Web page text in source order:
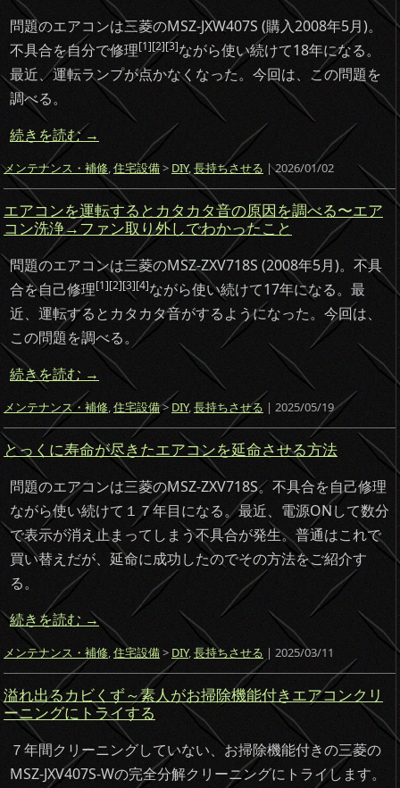
問題のエアコンは三菱のMSZ-JXW407S (購入2008年5月)。
不具合を自分で修理[1][2][3]ながら使い続けて18年になる。
最近、運転ランプが点かなくなった。今回は、この問題を
調べる。
続きを読む→
メンテナンス・補修,住宅設備> DIY,長持ちさせる | 2026/01/02
エアコンを運転するとカタカタ音の原因を調べる〜エア
コン洗浄→ファン取り外しでわかったこと
問題のエアコンは三菱のMSZ-ZXV718S (2008年5月)。不具
合を自己修理[1][2][3][4]ながら使い続けて17年になる。最
近、運転するとカタカタ音がするようになった。今回は、
この問題を調べる。
続きを読む →
メンテナンス・補修,住宅設備>DIY,長持ちさせる | 2025/05/19
とっくに寿命が尽きたエアコンを延命させる方法
問題のエアコンは三菱のMSZ-ZXV718S。不具合を自己修理
ながら使い続けて１７年目になる。最近、電源ONして数分
で表示が消え止まってしまう不具合が発生。普通はこれで
買い替えだが、延命に成功したのでその方法をご紹介す
る。
続きを読む →
メンテナンス・補修,住宅設備> DIY,長持ちさせる | 2025/03/11
溢れ出るカビくず～素人がお掃除機能付きエアコンクリ
ーニングにトライする
７年間クリーニングしていない、お掃除機能付きの三菱の
MSZ-JXV407S-Wの完全分解クリーニングにトライします。